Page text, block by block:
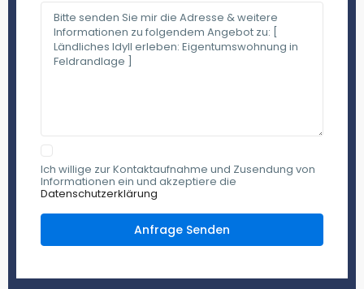
Ich willige zur Kontaktaufnahme und Zusendung von
Informationen ein und akzeptiere die
Datenschutzerklärung